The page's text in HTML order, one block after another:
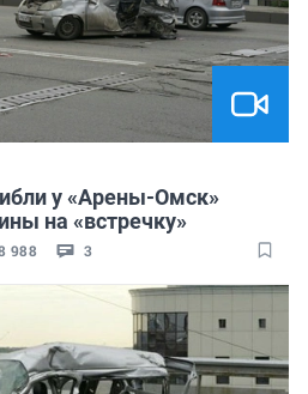
у «Арены-Омск»
на «встречку»
988 3